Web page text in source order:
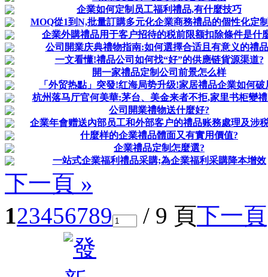
企業如何定制员工福利禮品,有什麼技巧
MOQ從1到N,批量訂購多元化企業商務禮品的個性化定
企業外購禮品用于客户招待的税前限额扣除條件是什
公司開業庆典禮物指南:如何選擇合适且有意义的禮
一文看懂!禮品公司如何找“好”的供應链貨源渠道?
開一家禮品定制公司前景怎么样
「外贸热點」突發!红海局势升级!家居禮品企業如何破
杭州落马厅官何美華:茅台、美金来者不拒,家里书柜變
公司開業禮物送什麼好?
企業年會赠送內部员工和外部客户的禮品账務處理及涉
什麼样的企業禮品體面又有實用價值?
企業禮品定制怎麼選?
一站式企業福利禮品采購;為企業福利采購降本增效
下一頁 »
123456789 / 9 頁下一頁